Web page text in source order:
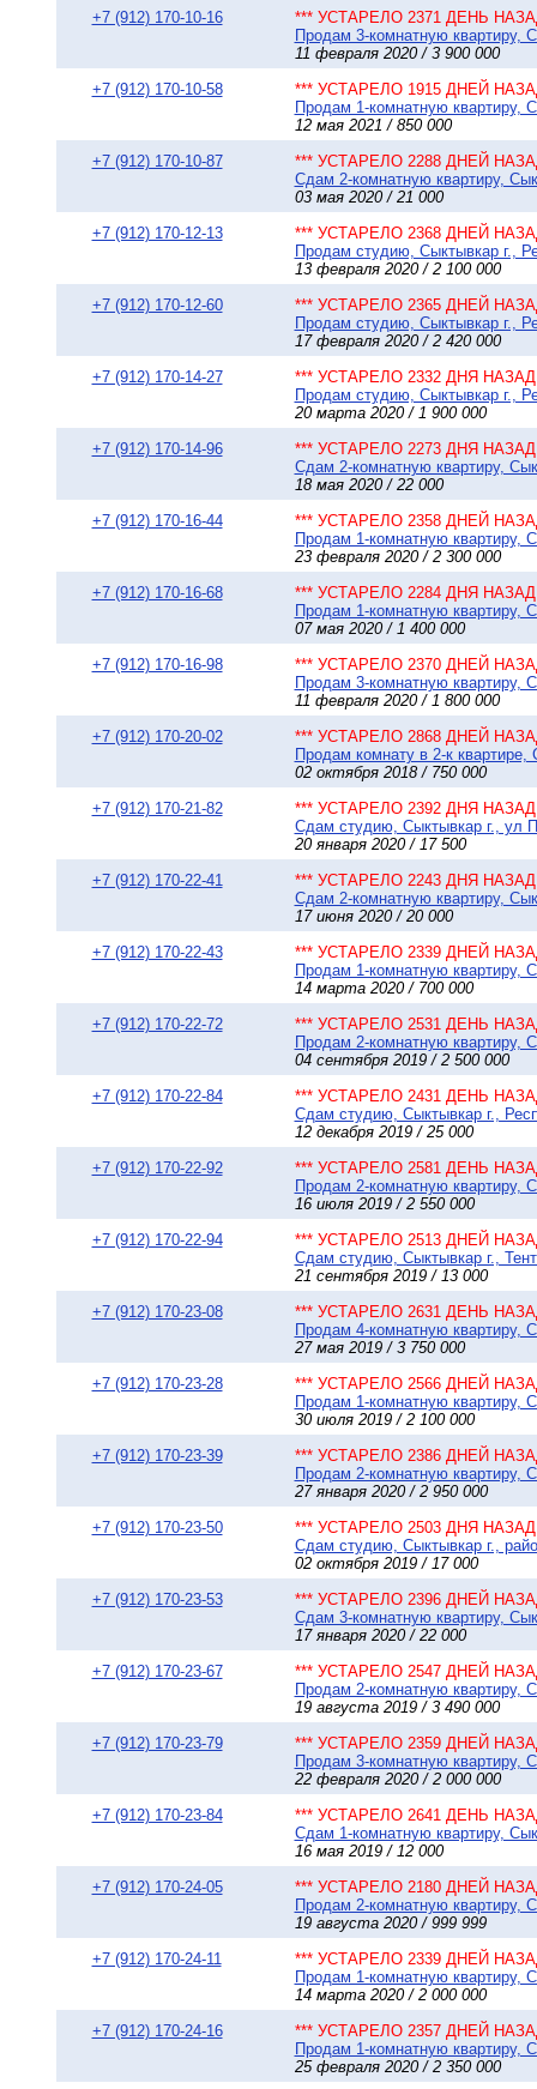
+7 (912) 170-10-16
*** УСТАРЕЛО 2371 ДЕНЬ
Продам 3-комнатную квартиру,
11 февраля 2020 / 3 900 000
+7 (912) 170-10-58
*** УСТАРЕЛО 1915 ДНЕЙ
Продам 1-комнатную квартиру,
12 мая 2021 / 850 000
+7 (912) 170-10-87
*** УСТАРЕЛО 2288 ДНЕЙ
Сдам 2-комнатную квартиру,
03 мая 2020 / 21 000
+7 (912) 170-12-13
*** УСТАРЕЛО 2368 ДНЕЙ
Продам студию, Сыктывкар г.,
13 февраля 2020 / 2 100 000
+7 (912) 170-12-60
*** УСТАРЕЛО 2365 ДНЕЙ
Продам студию, Сыктывкар г.,
17 февраля 2020 / 2 420 000
+7 (912) 170-14-27
*** УСТАРЕЛО 2332 ДНЯ НАЗАД
Продам студию, Сыктывкар г.,
20 марта 2020 / 1 900 000
+7 (912) 170-14-96
*** УСТАРЕЛО 2273 ДНЯ НАЗАД
Сдам 2-комнатную квартиру,
18 мая 2020 / 22 000
+7 (912) 170-16-44
*** УСТАРЕЛО 2358 ДНЕЙ
Продам 1-комнатную квартиру,
23 февраля 2020 / 2 300 000
+7 (912) 170-16-68
*** УСТАРЕЛО 2284 ДНЯ НАЗАД
Продам 1-комнатную квартиру,
07 мая 2020 / 1 400 000
+7 (912) 170-16-98
*** УСТАРЕЛО 2370 ДНЕЙ
Продам 3-комнатную квартиру,
11 февраля 2020 / 1 800 000
+7 (912) 170-20-02
*** УСТАРЕЛО 2868 ДНЕЙ
Продам комнату в 2-к
02 октября 2018 / 750 000
+7 (912) 170-21-82
*** УСТАРЕЛО 2392 ДНЯ НАЗАД
Сдам студию, Сыктывкар г., ул
20 января 2020 / 17 500
+7 (912) 170-22-41
*** УСТАРЕЛО 2243 ДНЯ НАЗАД
Сдам 2-комнатную квартиру,
17 июня 2020 / 20 000
+7 (912) 170-22-43
*** УСТАРЕЛО 2339 ДНЕЙ
Продам 1-комнатную квартиру,
14 марта 2020 / 700 000
+7 (912) 170-22-72
*** УСТАРЕЛО 2531 ДЕНЬ
Продам 2-комнатную квартиру,
04 сентября 2019 / 2 500 000
+7 (912) 170-22-84
*** УСТАРЕЛО 2431 ДЕНЬ
Сдам студию, Сыктывкар г.,
12 декабря 2019 / 25 000
+7 (912) 170-22-92
*** УСТАРЕЛО 2581 ДЕНЬ
Продам 2-комнатную квартиру,
16 июля 2019 / 2 550 000
+7 (912) 170-22-94
*** УСТАРЕЛО 2513 ДНЕЙ
Сдам студию, Сыктывкар г.,
21 сентября 2019 / 13 000
+7 (912) 170-23-08
*** УСТАРЕЛО 2631 ДЕНЬ
Продам 4-комнатную квартиру,
27 мая 2019 / 3 750 000
+7 (912) 170-23-28
*** УСТАРЕЛО 2566 ДНЕЙ
Продам 1-комнатную квартиру,
30 июля 2019 / 2 100 000
+7 (912) 170-23-39
*** УСТАРЕЛО 2386 ДНЕЙ
Продам 2-комнатную квартиру,
27 января 2020 / 2 950 000
+7 (912) 170-23-50
*** УСТАРЕЛО 2503 ДНЯ НАЗАД
Сдам студию, Сыктывкар г.,
02 октября 2019 / 17 000
+7 (912) 170-23-53
*** УСТАРЕЛО 2396 ДНЕЙ
Сдам 3-комнатную квартиру,
17 января 2020 / 22 000
+7 (912) 170-23-67
*** УСТАРЕЛО 2547 ДНЕЙ
Продам 2-комнатную квартиру,
19 августа 2019 / 3 490 000
+7 (912) 170-23-79
*** УСТАРЕЛО 2359 ДНЕЙ
Продам 3-комнатную квартиру,
22 февраля 2020 / 2 000 000
+7 (912) 170-23-84
*** УСТАРЕЛО 2641 ДЕНЬ
Сдам 1-комнатную квартиру,
16 мая 2019 / 12 000
+7 (912) 170-24-05
*** УСТАРЕЛО 2180 ДНЕЙ
Продам 2-комнатную квартиру,
19 августа 2020 / 999 999
+7 (912) 170-24-11
*** УСТАРЕЛО 2339 ДНЕЙ
Продам 1-комнатную квартиру,
14 марта 2020 / 2 000 000
+7 (912) 170-24-16
*** УСТАРЕЛО 2357 ДНЕЙ
Продам 1-комнатную квартиру,
25 февраля 2020 / 2 350 000